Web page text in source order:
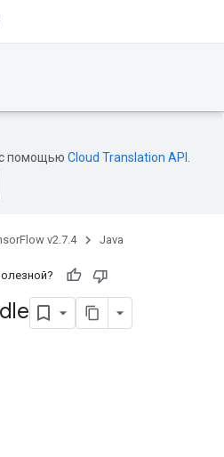
помощью Cloud Translation API
v2.7.4 Java